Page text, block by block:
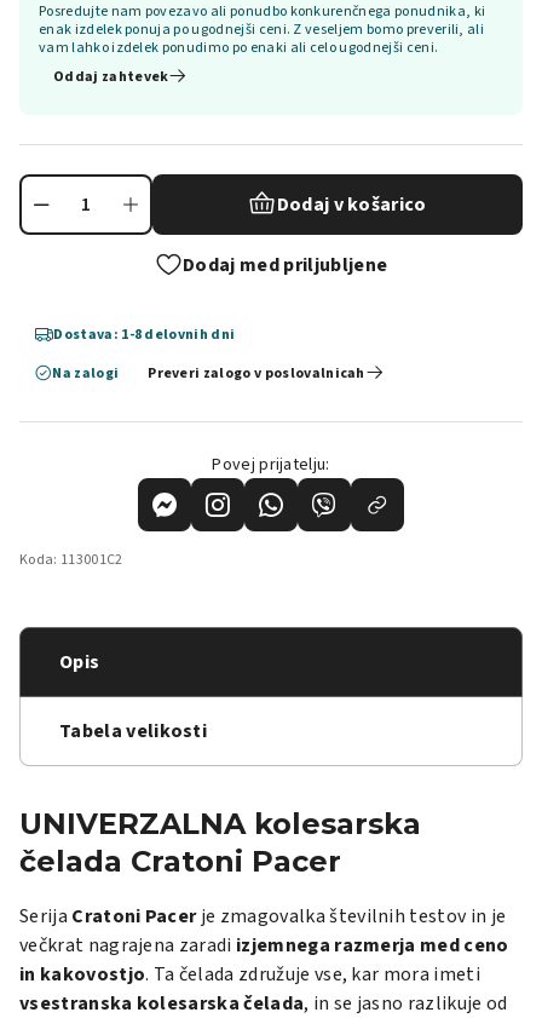
Posredujte nam povezavo ali ponudbo konkurenčnega ponudnika, ki
enak izdelek ponuja po ugodnejši ceni. Z veseljem bomo preverili, ali
vam lahko izdelek ponudimo po enaki ali celo ugodnejši ceni.
Oddaj zahtevek
Dodaj v košarico
Dodaj med priljubljene
Dostava: 1-8 delovnih dni
Na zalogi
Preveri zalogo v poslovalnicah
Povej prijatelju:
Koda: 113001C2
Opis
Tabela velikosti
UNIVERZALNA kolesarska
čelada Cratoni Pacer
Serija Cratoni Pacerje zmagovalka številnih testov in je
večkrat nagrajena zaradi izjemnega razmerja med ceno
in kakovostjo. Ta čelada združuje vse, kar mora imeti
vsestranska kolesarska čelada, in se jasno razlikuje od